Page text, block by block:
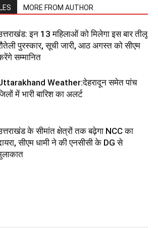
MORE FROM AUTHOR
इन 13 महिलाओं को मिलेगा इस बार तीलू
पुरस्कार, सूची जारी, आठ अगस्त को सीएम
सम्मानित
Weather:देहरादून समेत पांच
में भारी बारिश का अलर्ट
के सीमांत क्षेत्रों तक बढ़ेगा NCC का
सीएम धामी ने की एनसीसी के DG से